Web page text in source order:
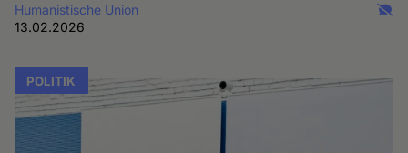
Humanistische Union
13.02.2026
POLITIK